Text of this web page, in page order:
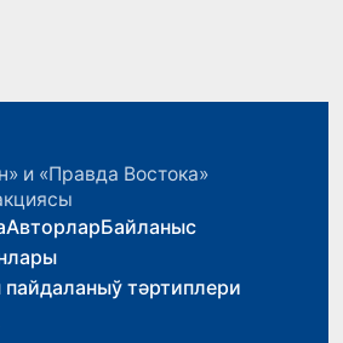
и «Правда Востока»
АвторларБайланыс
тәртиплери